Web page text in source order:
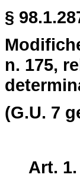
§
n. 175,
(G.U. 7
Art. 1.